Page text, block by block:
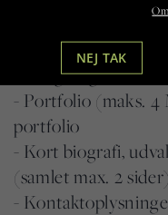
Ansøgningsfrist:
Ansøgning
Ansøgningen skal
- Portfolio (maks.
portfolio
- Kort biografi,
(samlet max. 2 sider)
-
NEJ TAK